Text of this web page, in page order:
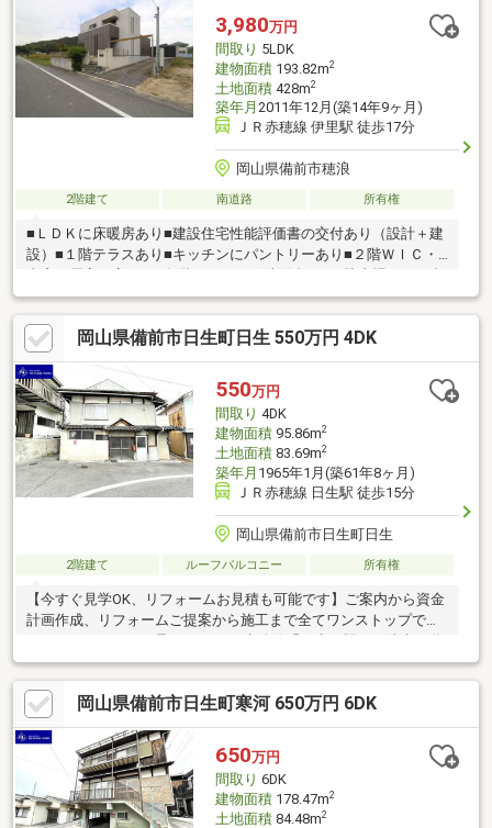
3,980万円
間取り 5LDK
建物面積193.82m2
土地面積428m2
築年月 2011年12月(築14年9ヶ月)
ＪＲ赤穂線 伊里駅 徒歩17分
岡山県備前市穂浪
2階建て 南道路 所有権
■ＬＤＫに床暖房あり■建設住宅性能評価書の交付あり（設計＋建
設）■１階テラスあり■キッチンにパントリーあり■２階ＷＩＣ・
～６台駐車可能（並列・縦列混合）
岡山県備前市日生町日生 550万円 4DK
550万円
間取り 4DK
建物面積95.86m2
土地面積83.69m2
築年月 1965年1月(築61年8ヶ月)
ＪＲ赤穂線 日生駅 徒歩15分
岡山県備前市日生町日生
2階建て ルーフバルコニー 所有権
【今すぐ見学OK、リフォームお見積も可能です】ご案内から資金
計画作成、リフォームご提案から施工まで全てワンストップでネ
クステージホームが承ります♪ ■赤穂線「日生」駅まで徒歩15分
♪■日生町の中心市街地に近く、買物などに便利♪■周辺に月極駐車
場あり♪ 「まだ検討中なので…」という方も大歓迎！◎新築と中
古の比較◎月々支払いのシミュレーション◎購入するべきタイミ
ング◎住み始めるまでの流れetc.など、余すことなくご説明させ
ていただきます！LINEでやり取りも可能ですので、お気軽にお問
い合わせください♪
岡山県備前市日生町寒河 650万円 6DK
650万円
間取り 6DK
建物面積178.47m2
土地面積84.48m2